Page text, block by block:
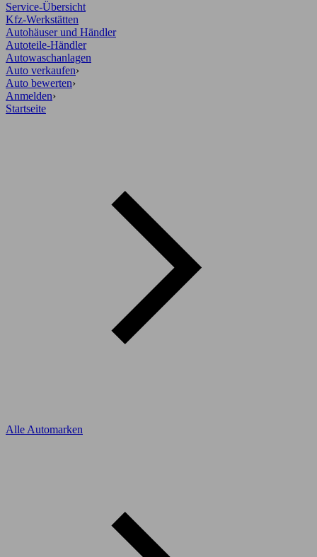
Service-Übersicht
Kfz-Werkstätten
Autohäuser und Händler
Autoteile-Händler
Autowaschanlagen
Auto verkaufen›
Auto bewerten›
Anmelden›
Startseite
Alle Automarken